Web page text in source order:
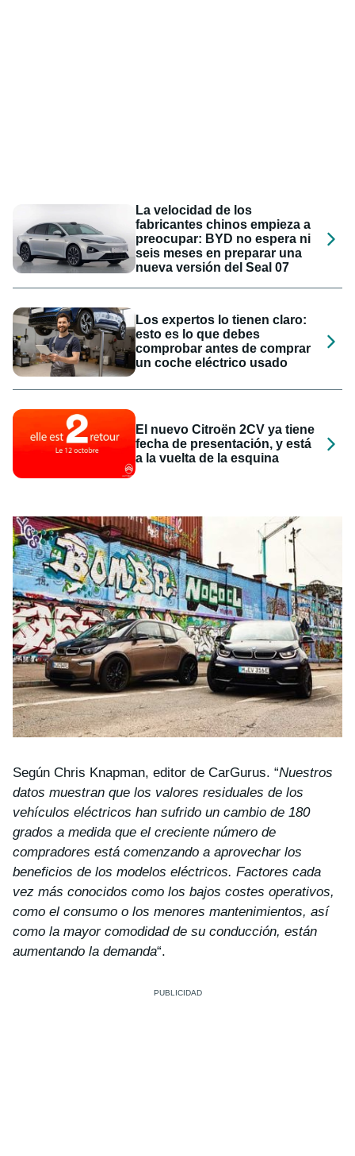
La velocidad de los
fabricantes chinos empieza a
preocupar: BYD no espera ni
seis meses en preparar una
nueva versión del Seal 07
Los expertos lo tienen claro:
esto es lo que debes
comprobar antes de comprar
un coche eléctrico usado
El nuevo Citroën 2CV ya tiene
fecha de presentación, y está
a la vuelta de la esquina
Según Chris Knapman, editor de CarGurus. “Nuestros
datos muestran que los valores residuales de los
vehículos eléctricos han sufrido un cambio de 180
grados a medida que el creciente número de
compradores está comenzando a aprovechar los
beneficios de los modelos eléctricos. Factores cada
vez más conocidos como los bajos costes operativos,
como el consumo o los menores mantenimientos, así
como la mayor comodidad de su conducción, están
aumentando la demanda“.